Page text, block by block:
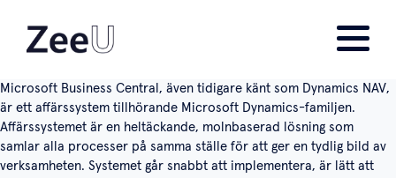
Microsoft Business Central, även tidigare känt som Dynamics NAV,
är ett affärssystem tillhörande Microsoft Dynamics-familjen.
Affärssystemet är en heltäckande, molnbaserad lösning som
samlar alla processer på samma ställe för att ger en tydlig bild av
verksamheten. Systemet går snabbt att implementera, är lätt att